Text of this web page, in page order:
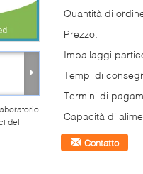
del
Quantità di
Prezzo:
Imballaggi
Tempi di
Termini di
Capacità di
Contatto